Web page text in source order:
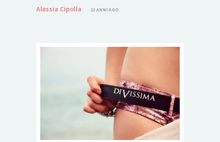
Alessia Cipolla
13 ANNI AGO